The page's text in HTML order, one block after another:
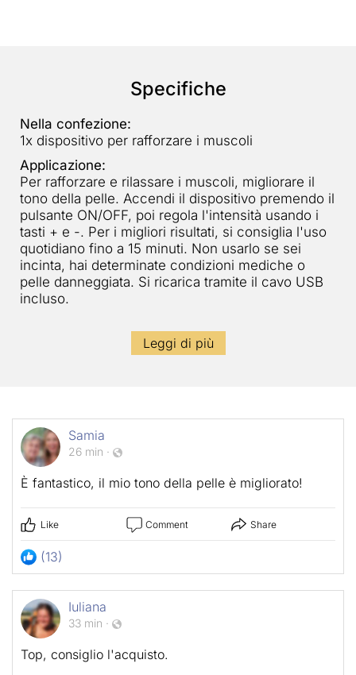
Specifiche
Nella confezione:
1x dispositivo per rafforzare i muscoli
Applicazione:
Per rafforzare e rilassare i muscoli, migliorare il
tono della pelle. Accendi il dispositivo premendo il
pulsante ON/OFF, poi regola l'intensità usando i
tasti + e -. Per i migliori risultati, si consiglia l'uso
quotidiano fino a 15 minuti. Non usarlo se sei
incinta, hai determinate condizioni mediche o
pelle danneggiata. Si ricarica tramite il cavo USB
incluso.
Leggi di più
Samia
26 min ·
È fantastico, il mio tono della pelle è migliorato!
Like Comment Share
(13)
Iuliana
33 min ·
Top, consiglio l'acquisto.